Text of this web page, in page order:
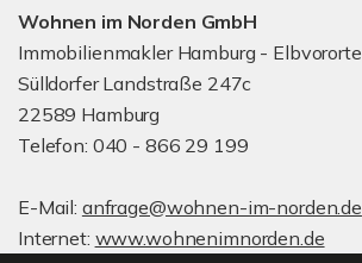
Wohnen im Norden GmbH
Immobilienmakler Hamburg - Elbvororte
Sülldorfer Landstraße 247c
22589 Hamburg
Telefon: 040 - 866 29 199
E-Mail: anfrage@wohnen-im-norden.de
Internet: www.wohnenimnorden.de